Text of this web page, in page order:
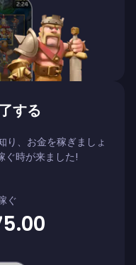
する
り、お金を稼ぎましょ
ぐ時が来ました!
ぐ